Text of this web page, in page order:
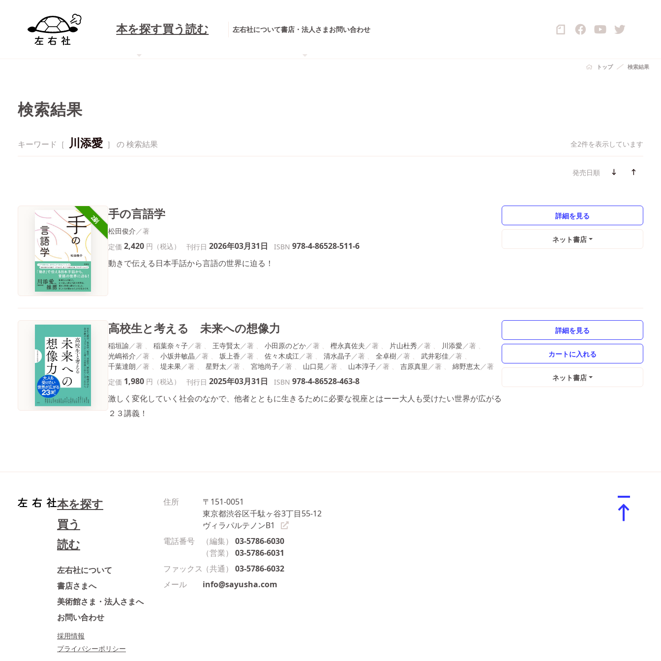
本を探す買う読む 左右社について書店・法人さまお問い合わせ
トップ 検索結果
検索結果
キーワード［ 川添愛 ］ の 検索結果 全2件を表示しています
発売日順
2刷 手の言語学
松田俊介
定価 2,420 円（税込） 刊行日 2026年03月31日 ISBN 978-4-86528-511-6
動きで伝える日本手話から言語の世界に迫る！
詳細を見る
ネット書店
高校生と考える 未来への想像力
稲垣諭 稲葉奈々子 王寺賢太 小田原のどか 樫永真佐夫 片山杜秀
川添愛
光嶋裕介
小坂井敏晶 坂上香 佐々木成江 清水晶子 全卓樹
武井彩佳
千葉達朗
堤未果 星野太 宮地尚子 山口晃 山本淳子 吉原真里
綿野恵太
定価 1,980 円（税込） 刊行日 2025年03月31日 ISBN 978-4-86528-463-8
激しく変化していく社会のなかで、他者とともに生きるために必要な視座とはーー大人も受けたい世界が広がる
２３講義！
詳細を見る
ネット書店
本を探す
買う
読む
左右社について
書店さまへ
美術館さま・法人さまへ
お問い合わせ
採用情報
プライバシーポリシー
住所
〒151-0051
東京都渋谷区千駄ヶ谷3丁目55-12
ヴィラパルテノンB1
電話番号
（編集）
03-5786-6030
（営業）
03-5786-6031
ファックス （共通）
03-5786-6032
メール
info@sayusha.com